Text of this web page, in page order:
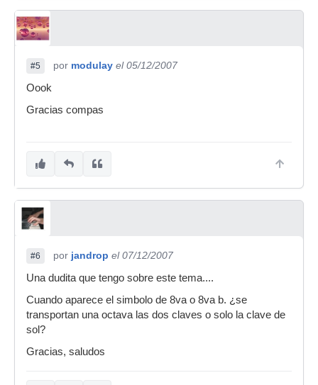
#5 por modulay el 05/12/2007
Oook
Gracias compas
#6 por jandrop el 07/12/2007
Una dudita que tengo sobre este tema....
Cuando aparece el simbolo de 8va o 8va b. ¿se
transportan una octava las dos claves o solo la clave de
sol?
Gracias, saludos